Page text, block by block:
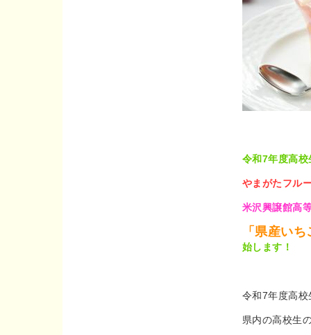
令和7年度高
やまがたフル
米沢興譲館高
「県産い
始します！
令和7年度高
県内の高校生